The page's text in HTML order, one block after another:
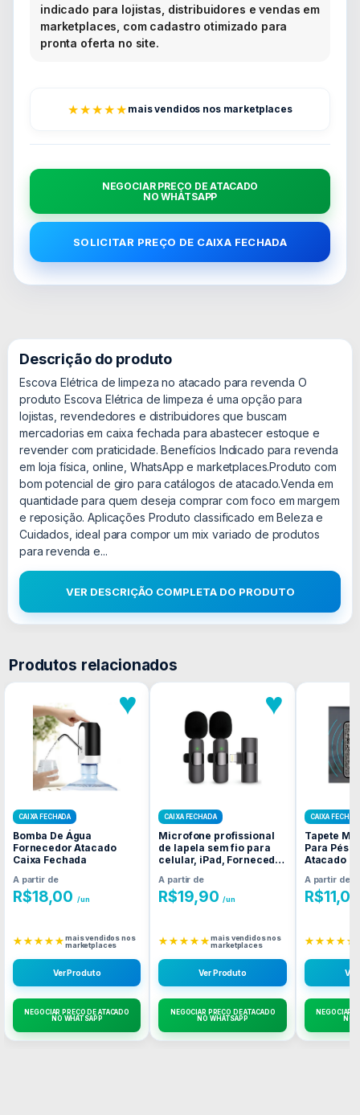
indicado para lojistas, distribuidores e vendas em
marketplaces, com cadastro otimizado para
pronta oferta no site.
★★★★★ mais vendidos nos marketplaces
NEGOCIAR PREÇO DE ATACADO
NO WHATSAPP
SOLICITAR PREÇO DE CAIXA FECHADA
Descrição do produto
Escova Elétrica de limpeza no atacado para revenda O
produto Escova Elétrica de limpeza é uma opção para
lojistas, revendedores e distribuidores que buscam
mercadorias em caixa fechada para abastecer estoque e
revender com praticidade. Benefícios Indicado para revenda
em loja física, online, WhatsApp e marketplaces.Produto com
bom potencial de giro para catálogos de atacado.Venda em
quantidade para quem deseja comprar com foco em margem
e reposição. Aplicações Produto classificado em Beleza e
Cuidados, ideal para compor um mix variado de produtos
para revenda e...
VER DESCRIÇÃO COMPLETA DO PRODUTO
Produtos relacionados
♥
CAIXA FECHADA
Bomba De Água
Fornecedor Atacado
Caixa Fechada
A partir de
R$18,00 /un
★★★★★mais vendidos nos
marketplaces
Ver Produto
NEGOCIAR PREÇO DE ATACADO
NO WHATSAPP
♥
CAIXA FECHADA
Microfone profissional
de lapela sem fio para
celular, iPad, Fornecedor
A partir de
R$19,90 /un
★★★★★mais vendidos nos
marketplaces
Ver Produto
NEGOCIAR PREÇO DE ATACADO
NO WHATSAPP
CAIXA
Tapete
Para Pés
Atacado
A partir de
R$11,00
★★★★★
NEGOCIAR
NO